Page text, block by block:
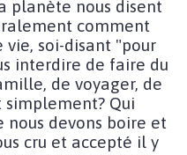
planète nous disent
comment
vie, soi-disant "pour
interdire de faire du
de voyager, de
simplement? Qui
nous devons boire et
cru et accepté il y